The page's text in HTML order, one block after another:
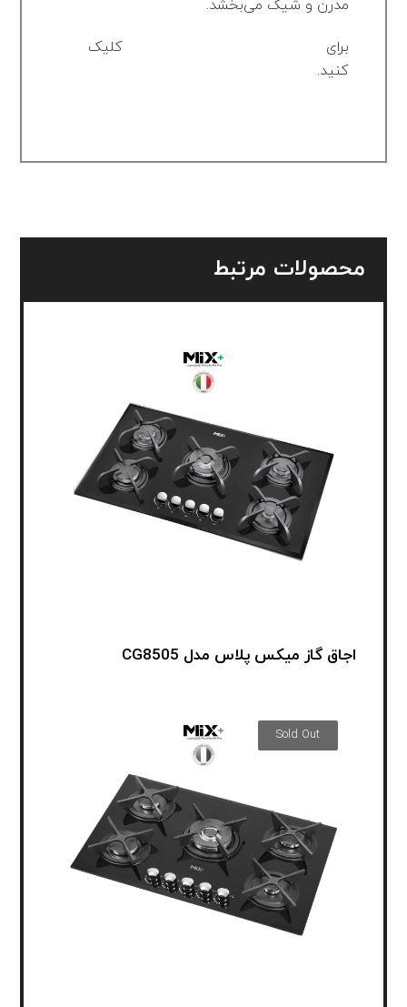
مدرن و شیک می‌بخشد.
برای
کلیک
کنید.
محصولات مرتبط
اجاق گاز میکس پلاس مدل CG8505
Sold Out